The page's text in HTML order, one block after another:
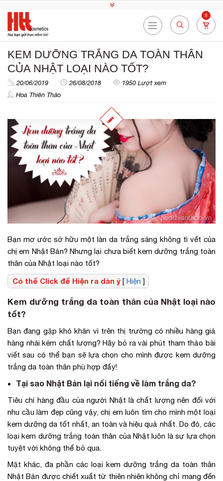
0
KEM DƯỠNG TRẮNG DA TOÀN THÂN
CỦA NHẬT LOẠI NÀO TỐT?
20/06/2019 26/08/2018
1950 Lượt xem
Hoa Thiên Thảo
Bạn mơ ước sở hữu một làn da trắng sáng không tì vết của
chị em Nhật Bản? Nhưng lại chưa biết kem dưỡng trắng toàn
thân của Nhật loại nào tốt?
Có thể Click để Hiện ra dàn ý [ Hiện ]
Kem dưỡng trắng da toàn thân của Nhật loại nào
tốt?
Bạn đang gặp khó khăn vì trên thị trường có nhiều hàng giả
hàng nhái kém chất lượng? Hãy bỏ ra vài phút tham thảo bài
viết sau có thể bạn sẽ lựa chọn cho mình được kem dưỡng
trắng da toàn thân phù hợp đấy!
Tại sao Nhật Bản lại nổi tiếng về làm trắng da?
Tiêu chí hàng đầu của người Nhật là chất lượng nên đối với
nhu cầu làm đẹp cũng vậy, chị em luôn tìm cho mình một loại
kem dưỡng da tốt nhất, an toàn và hiệu quả nhất. Do đó, các
loại kem dưỡng trắng toàn thân của Nhật luôn là sự lựa chọn
tuyệt vời không thể bỏ qua.
Mặt khác, đa phần các loại kem dưỡng trắng da toàn thân
Nhật Bản được chiết xuất từ thiên nhiên không chỉ mang đến